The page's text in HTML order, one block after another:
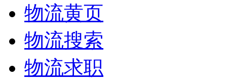
物流黄页
物流搜索
物流求职